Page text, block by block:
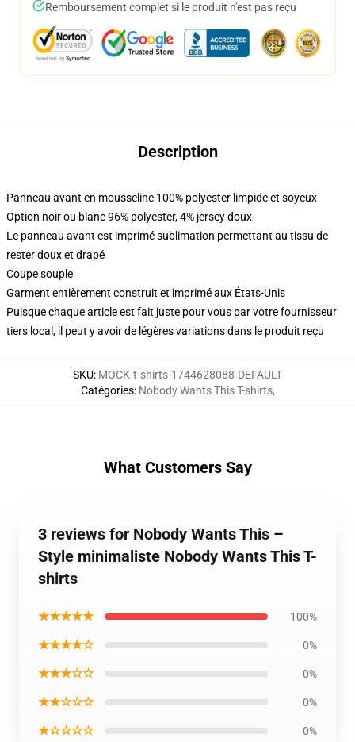
Remboursement complet si le produit n'est pas reçu
Description
Panneau avant en mousseline 100% polyester limpide et soyeux
Option noir ou blanc 96% polyester, 4% jersey doux
Le panneau avant est imprimé sublimation permettant au tissu de
rester doux et drapé
Coupe souple
Garment entièrement construit et imprimé aux États-Unis
Puisque chaque article est fait juste pour vous par votre fournisseur
tiers local, il peut y avoir de légères variations dans le produit reçu
SKU: MOCK-t-shirts-1744628088-DEFAULT
Catégories: Nobody Wants This T-shirts,
What Customers Say
3 reviews for Nobody Wants This –
Style minimaliste Nobody Wants This T-
shirts
★★★★★ 100%
★★★★☆ 0%
★★★☆☆ 0%
★★☆☆☆ 0%
★☆☆☆☆ 0%